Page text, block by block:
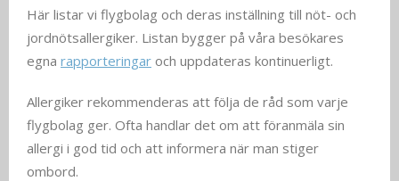
Här listar vi flygbolag och deras inställning till nöt- och
jordnötsallergiker. Listan bygger på våra besökares
egna rapporteringar och uppdateras kontinuerligt.
Allergiker rekommenderas att följa de råd som varje
flygbolag ger. Ofta handlar det om att föranmäla sin
allergi i god tid och att informera när man stiger
ombord.